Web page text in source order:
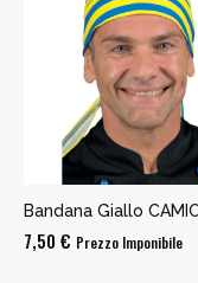
Bandana Giallo
7,50 € Prezzo Imponibile